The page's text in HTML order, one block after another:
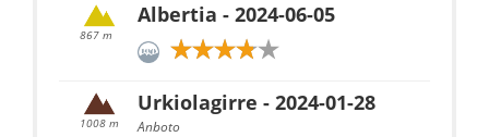
867 m
Albertia - 2024-06-05
1008 m
Urkiolagirre - 2024-01-28
Anboto